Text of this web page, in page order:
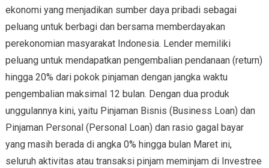
ekonomi yang menjadikan sumber daya pribadi sebagai
peluang untuk berbagi dan bersama memberdayakan
perekonomian masyarakat Indonesia. Lender memiliki
peluang untuk mendapatkan pengembalian pendanaan (return)
hingga 20% dari pokok pinjaman dengan jangka waktu
pengembalian maksimal 12 bulan. Dengan dua produk
unggulannya kini, yaitu Pinjaman Bisnis (Business Loan) dan
Pinjaman Personal (Personal Loan) dan rasio gagal bayar
yang masih berada di angka 0% hingga bulan Maret ini,
seluruh aktivitas atau transaksi pinjam meminjam di Investree